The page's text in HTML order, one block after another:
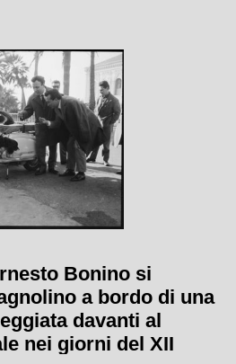
Bonino si
a bordo di una
davanti al
nei giorni del XII